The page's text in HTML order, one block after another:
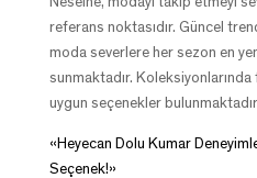
referans noktasıdır. Güncel
moda severlere her sezon en
sunmaktadır.
uygun seçenekler
«Heyecan Dolu Kumar
Seçenek!»